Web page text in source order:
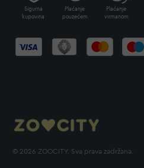
Sigurna
kupovina
Plaćanje
pouzećem
Plaćanje
virmanom
© 2026 ZOOCITY. Sva prava zadržana.